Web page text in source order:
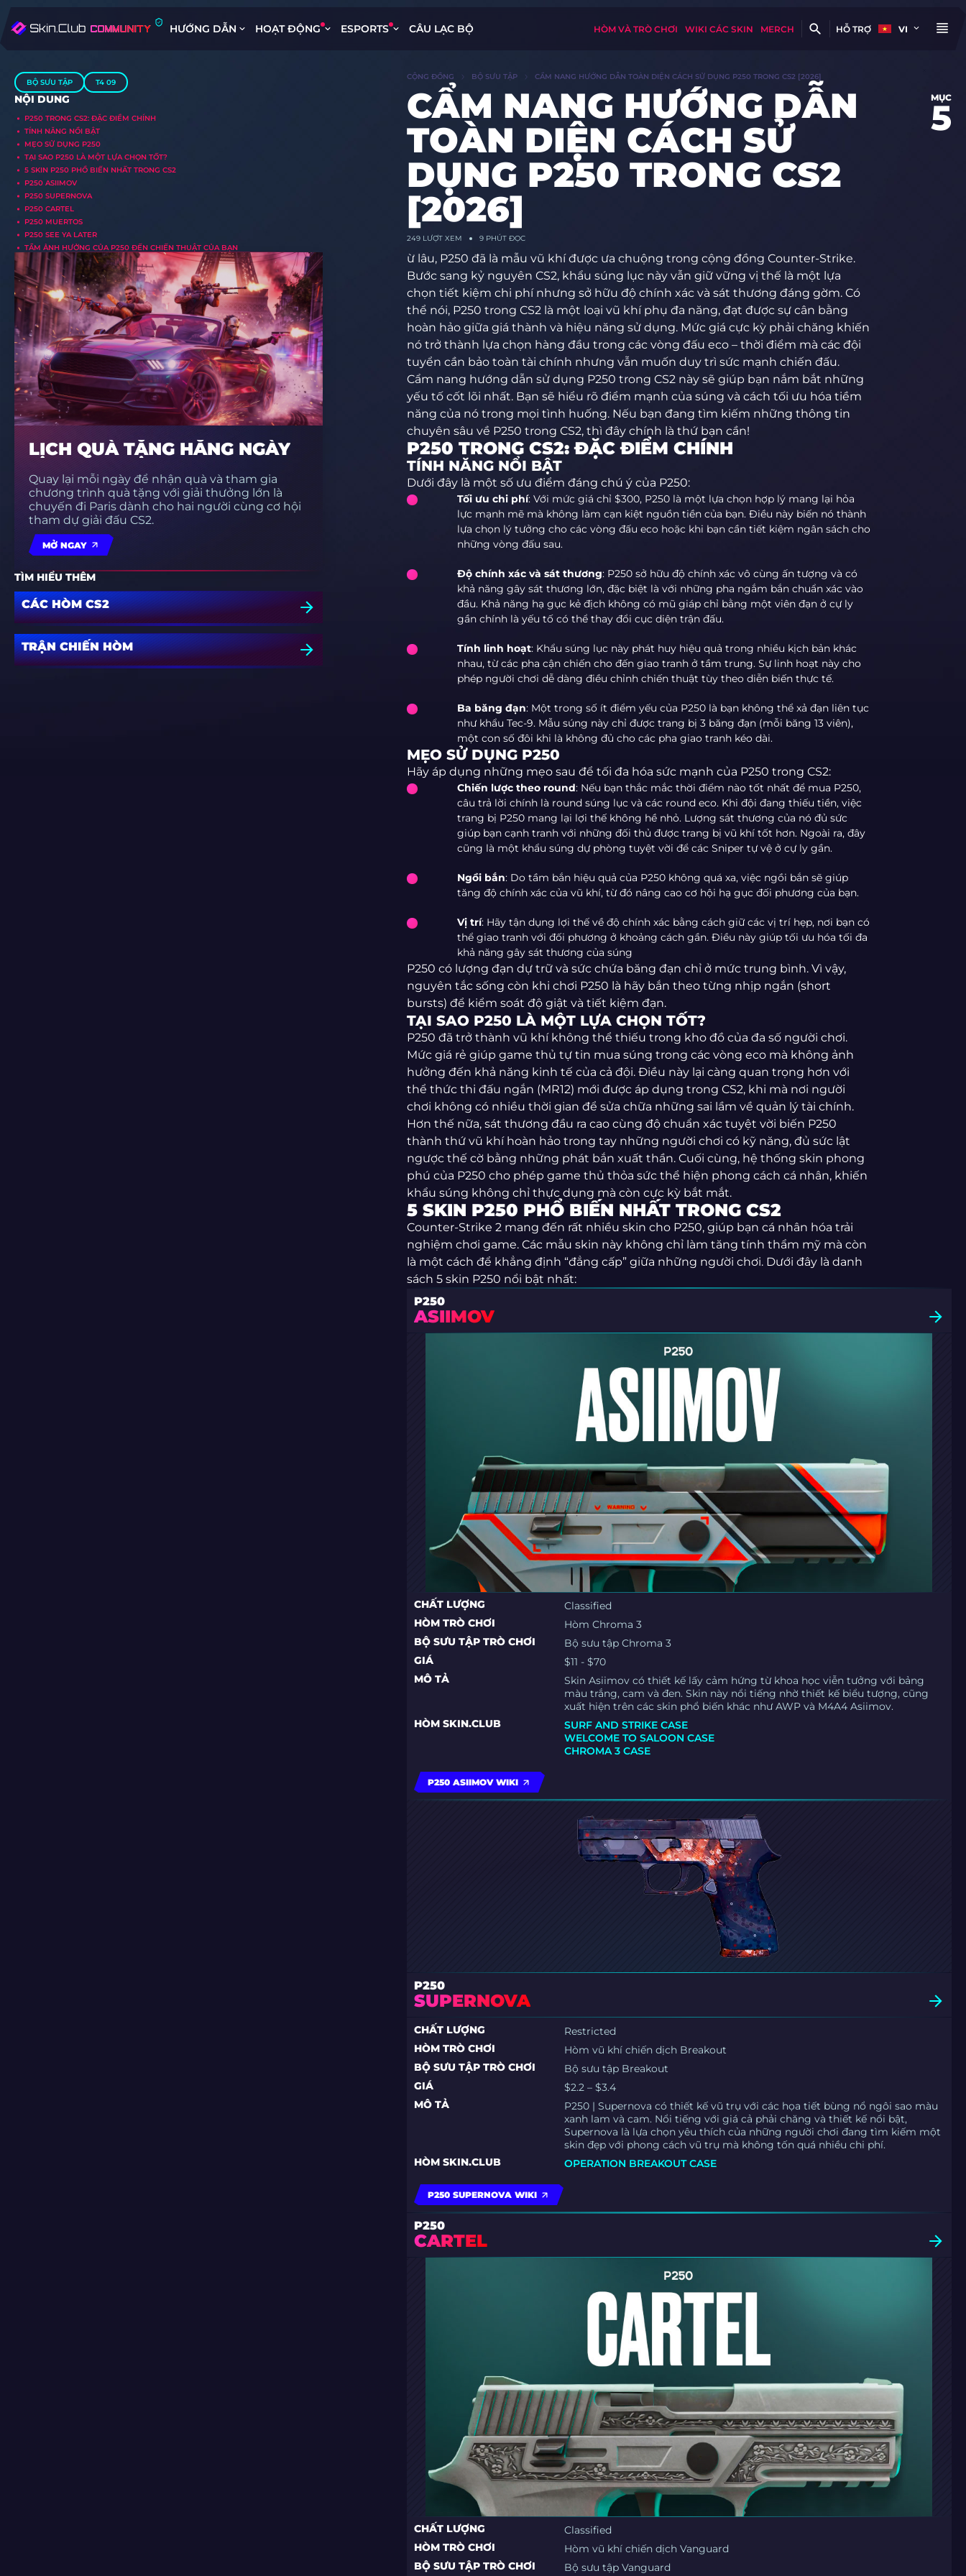
HƯỚNG DẪN HOẠT ĐỘNG ESPORTS CÂU LẠC BỘ HÒM VÀ TRÒ CHƠI WIKI CÁC SKIN MERCH HỖ TRỢ VI
BỘ SƯU TẬP T4 09
NỘI DUNG
P250 TRONG CS2: ĐẶC ĐIỂM CHÍNH
TÍNH NĂNG NỔI BẬT
MẸO SỬ DỤNG P250
TẠI SAO P250 LÀ MỘT LỰA CHỌN TỐT?
5 SKIN P250 PHỔ BIẾN NHẤT TRONG CS2
P250 ASIIMOV
P250 SUPERNOVA
P250 CARTEL
P250 MUERTOS
P250 SEE YA LATER
TẦM ẢNH HƯỞNG CỦA P250 ĐẾN CHIẾN THUẬT CỦA BẠN
LỊCH QUÀ TẶNG HẰNG NGÀY
Quay lại mỗi ngày để nhận quà và tham gia
chương trình quà tặng với giải thưởng lớn là
chuyến đi Paris dành cho hai người cùng cơ hội
tham dự giải đấu CS2.
MỞ NGAY
TÌM HIỂU THÊM
CÁC HÒM CS2
TRẬN CHIẾN HÒM
CỘNG ĐỒNG BỘ SƯU TẬP CẨM NANG HƯỚNG DẪN TOÀN DIỆN CÁCH SỬ DỤNG P250 TRONG CS2 [2026]
CẨM NANG HƯỚNG DẪN
TOÀN DIỆN CÁCH SỬ
DỤNG P250 TRONG CS2
[2026]
MỤC
5
249LƯỢT XEM 9 PHÚT ĐỌC
ừ lâu, P250 đã là mẫu vũ khí được ưa chuộng trong cộng đồng Counter-Strike.
Bước sang kỷ nguyên CS2, khẩu súng lục này vẫn giữ vững vị thế là một lựa
chọn tiết kiệm chi phí nhưng sở hữu độ chính xác và sát thương đáng gờm. Có
thể nói, P250 trong CS2 là một loại vũ khí phụ đa năng, đạt được sự cân bằng
hoàn hảo giữa giá thành và hiệu năng sử dụng. Mức giá cực kỳ phải chăng khiến
nó trở thành lựa chọn hàng đầu trong các vòng đấu eco – thời điểm mà các đội
tuyển cần bảo toàn tài chính nhưng vẫn muốn duy trì sức mạnh chiến đấu.
Cẩm nang hướng dẫn sử dụng P250 trong CS2 này sẽ giúp bạn nắm bắt những
yếu tố cốt lõi nhất. Bạn sẽ hiểu rõ điểm mạnh của súng và cách tối ưu hóa tiềm
năng của nó trong mọi tình huống. Nếu bạn đang tìm kiếm những thông tin
chuyên sâu về P250 trong CS2, thì đây chính là thứ bạn cần!
P250 TRONG CS2: ĐẶC ĐIỂM CHÍNH
TÍNH NĂNG NỔI BẬT
Dưới đây là một số ưu điểm đáng chú ý của P250:
Tối ưu chi phí: Với mức giá chỉ $300, P250 là một lựa chọn hợp lý mang lại hỏa
lực mạnh mẽ mà không làm cạn kiệt nguồn tiền của bạn. Điều này biến nó thành
lựa chọn lý tưởng cho các vòng đấu eco hoặc khi bạn cần tiết kiệm ngân sách cho
những vòng đấu sau.
Độ chính xác và sát thương: P250 sở hữu độ chính xác vô cùng ấn tượng và có
khả năng gây sát thương lớn, đặc biệt là với những pha ngắm bắn chuẩn xác vào
đầu. Khả năng hạ gục kẻ địch không có mũ giáp chỉ bằng một viên đạn ở cự ly
gần chính là yếu tố có thể thay đổi cục diện trận đấu.
Tính linh hoạt: Khẩu súng lục này phát huy hiệu quả trong nhiều kịch bản khác
nhau, từ các pha cận chiến cho đến giao tranh ở tầm trung. Sự linh hoạt này cho
phép người chơi dễ dàng điều chỉnh chiến thuật tùy theo diễn biến thực tế.
Ba băng đạn: Một trong số ít điểm yếu của P250 là bạn không thể xả đạn liên tục
như khẩu Tec-9. Mẫu súng này chỉ được trang bị 3 băng đạn (mỗi băng 13 viên),
một con số đôi khi là không đủ cho các pha giao tranh kéo dài.
MẸO SỬ DỤNG P250
Hãy áp dụng những mẹo sau để tối đa hóa sức mạnh của P250 trong CS2:
Chiến lược theo round: Nếu bạn thắc mắc thời điểm nào tốt nhất để mua P250,
câu trả lời chính là round súng lục và các round eco. Khi đội đang thiếu tiền, việc
trang bị P250 mang lại lợi thế không hề nhỏ. Lượng sát thương của nó đủ sức
giúp bạn cạnh tranh với những đối thủ được trang bị vũ khí tốt hơn. Ngoài ra, đây
cũng là một khẩu súng dự phòng tuyệt vời để các Sniper tự vệ ở cự ly gần.
Ngồi bắn: Do tầm bắn hiệu quả của P250 không quá xa, việc ngồi bắn sẽ giúp
tăng độ chính xác của vũ khí, từ đó nâng cao cơ hội hạ gục đối phương của bạn.
Vị trí: Hãy tận dụng lợi thế về độ chính xác bằng cách giữ các vị trí hẹp, nơi bạn có
thể giao tranh với đối phương ở khoảng cách gần. Điều này giúp tối ưu hóa tối đa
khả năng gây sát thương của súng
P250 có lượng đạn dự trữ và sức chứa băng đạn chỉ ở mức trung bình. Vì vậy,
nguyên tắc sống còn khi chơi P250 là hãy bắn theo từng nhịp ngắn (short
bursts) để kiểm soát độ giật và tiết kiệm đạn.
TẠI SAO P250 LÀ MỘT LỰA CHỌN TỐT?
P250 đã trở thành vũ khí không thể thiếu trong kho đồ của đa số người chơi.
Mức giá rẻ giúp game thủ tự tin mua súng trong các vòng eco mà không ảnh
hưởng đến khả năng kinh tế của cả đội. Điều này lại càng quan trọng hơn với
thể thức thi đấu ngắn (MR12) mới được áp dụng trong CS2, khi mà nơi người
chơi không có nhiều thời gian để sửa chữa những sai lầm về quản lý tài chính.
Hơn thế nữa, sát thương đầu ra cao cùng độ chuẩn xác tuyệt vời biến P250
thành thứ vũ khí hoàn hảo trong tay những người chơi có kỹ năng, đủ sức lật
ngược thế cờ bằng những phát bắn xuất thần. Cuối cùng, hệ thống skin phong
phú của P250 cho phép game thủ thỏa sức thể hiện phong cách cá nhân, khiến
khẩu súng không chỉ thực dụng mà còn cực kỳ bắt mắt.
5 SKIN P250 PHỔ BIẾN NHẤT TRONG CS2
Counter-Strike 2 mang đến rất nhiều skin cho P250, giúp bạn cá nhân hóa trải
nghiệm chơi game. Các mẫu skin này không chỉ làm tăng tính thẩm mỹ mà còn
là một cách để khẳng định “đẳng cấp” giữa những người chơi. Dưới đây là danh
sách 5 skin P250 nổi bật nhất:
P250
ASIIMOV
CHẤT LƯỢNG
Classified
HÒM TRÒ CHƠI
Hòm Chroma 3
BỘ SƯU TẬP TRÒ CHƠI
Bộ sưu tập Chroma 3
GIÁ
$11 - $70
MÔ TẢ
Skin Asiimov có thiết kế lấy cảm hứng từ khoa học viễn tưởng với bảng
màu trắng, cam và đen. Skin này nổi tiếng nhờ thiết kế biểu tượng, cũng
xuất hiện trên các skin phổ biến khác như AWP và M4A4 Asiimov.
HÒM SKIN.CLUB
SURF AND STRIKE CASE
WELCOME TO SALOON CASE
CHROMA 3 CASE
P250 ASIIMOV WIKI
P250
SUPERNOVA
CHẤT LƯỢNG
Restricted
HÒM TRÒ CHƠI
Hòm vũ khí chiến dịch Breakout
BỘ SƯU TẬP TRÒ CHƠI
Bộ sưu tập Breakout
GIÁ
$2.2 – $3.4
MÔ TẢ
P250 | Supernova có thiết kế vũ trụ với các họa tiết bùng nổ ngôi sao màu
xanh lam và cam. Nổi tiếng với giá cả phải chăng và thiết kế nổi bật,
Supernova là lựa chọn yêu thích của những người chơi đang tìm kiếm một
skin đẹp với phong cách vũ trụ mà không tốn quá nhiều chi phí.
HÒM SKIN.CLUB
OPERATION BREAKOUT CASE
P250 SUPERNOVA WIKI
P250
CARTEL
CHẤT LƯỢNG
Classified
HÒM TRÒ CHƠI
Hòm vũ khí chiến dịch Vanguard
BỘ SƯU TẬP TRÒ CHƠI
Bộ sưu tập Vanguard